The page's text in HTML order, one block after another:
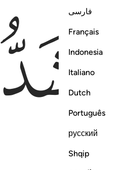
فارسی
Français
Indonesia
Italiano
Dutch
Português
русский
Shqip
ﱟﱠ